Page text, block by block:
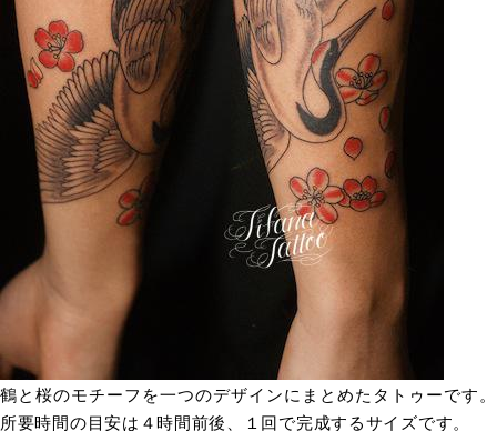
鶴と桜のモチーフを一つのデザインにまとめたタトゥーです。
所要時間の目安は４時間前後、１回で完成するサイズです。